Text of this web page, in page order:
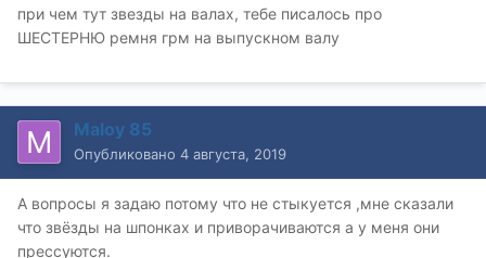
при чем тут звезды на валах, тебе писалось про
ШЕСТЕРНЮ ремня грм на выпускном валу
Maloy 85
Опубликовано 4 августа, 2019
А вопросы я задаю потому что не стыкуется ,мне сказали
что звёзды на шпонках и приворачиваются а у меня они
прессуются.